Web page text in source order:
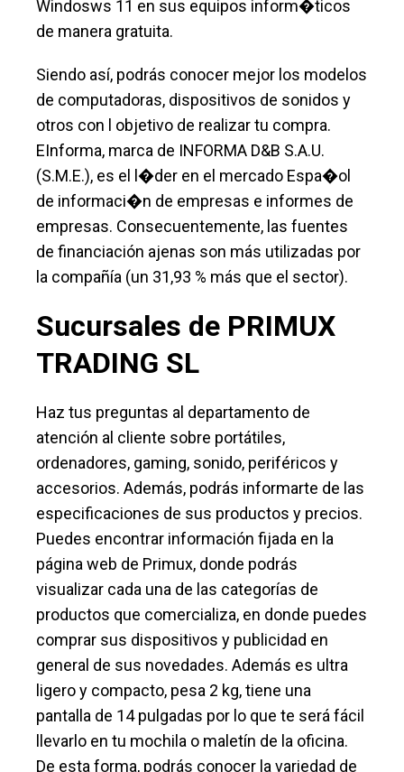
Windosws 11 en sus equipos inform�ticos
de manera gratuita.
Siendo así, podrás conocer mejor los modelos
de computadoras, dispositivos de sonidos y
otros con l objetivo de realizar tu compra.
EInforma, marca de INFORMA D&B S.A.U.
(S.M.E.), es el l�der en el mercado Espa�ol
de informaci�n de empresas e informes de
empresas. Consecuentemente, las fuentes
de financiación ajenas son más utilizadas por
la compañía (un 31,93 % más que el sector).
Sucursales de PRIMUX
TRADING SL
Haz tus preguntas al departamento de
atención al cliente sobre portátiles,
ordenadores, gaming, sonido, periféricos y
accesorios. Además, podrás informarte de las
especificaciones de sus productos y precios.
Puedes encontrar información fijada en la
página web de Primux, donde podrás
visualizar cada una de las categorías de
productos que comercializa, en donde puedes
comprar sus dispositivos y publicidad en
general de sus novedades. Además es ultra
ligero y compacto, pesa 2 kg, tiene una
pantalla de 14 pulgadas por lo que te será fácil
llevarlo en tu mochila o maletín de la oficina.
De esta forma, podrás conocer la variedad de